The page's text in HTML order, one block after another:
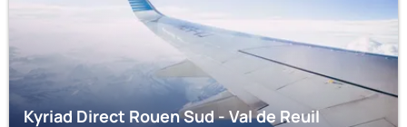
Kyriad Direct Rouen Sud - Val de Reuil